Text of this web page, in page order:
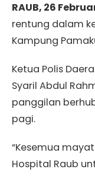
RAUB, 26
rentung dalam
Kampung
Ketua Polis
Syaril Abdul
panggilan
pagi.
“Kesemua
Hospital Raub